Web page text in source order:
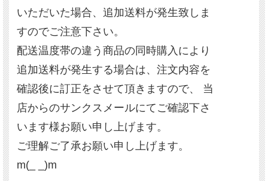
いただいた場合、追加送料が発生致しま
すのでご注意下さい。
配送温度帯の違う商品の同時購入により
追加送料が発生する場合は、注文内容を
確認後に訂正をさせて頂きますので、 当
店からのサンクスメールにてご確認下さ
います様お願い申し上げます。
ご理解ご了承お願い申し上げます。
m(_ _)m